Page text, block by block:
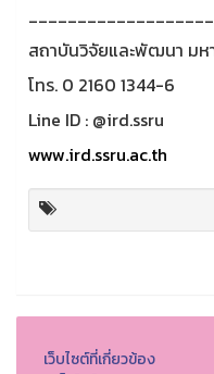
สถาบันวิจัยและพัฒนา มห
โทร. 0 2160 1344-6
Line ID : @ird.ssru
www.ird.ssru.ac.th
เว็บไซต์ที่เกี่ยวข้อง